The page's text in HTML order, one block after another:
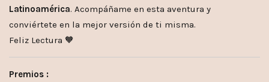
Latinoamérica. Acompáñame en esta aventura y
conviértete en la mejor versión de ti misma.
Feliz Lectura 🧡
Premios :